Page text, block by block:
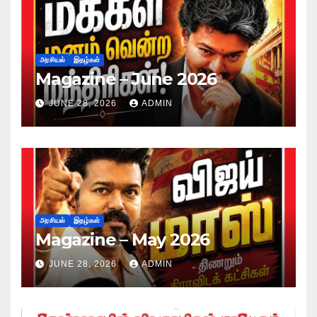
அரசியல் இதழ்கள்
Magazine – June 2026
JUNE 28, 2026 ADMIN
அரசியல் இதழ்கள்
Magazine – May 2026
JUNE 28, 2026 ADMIN